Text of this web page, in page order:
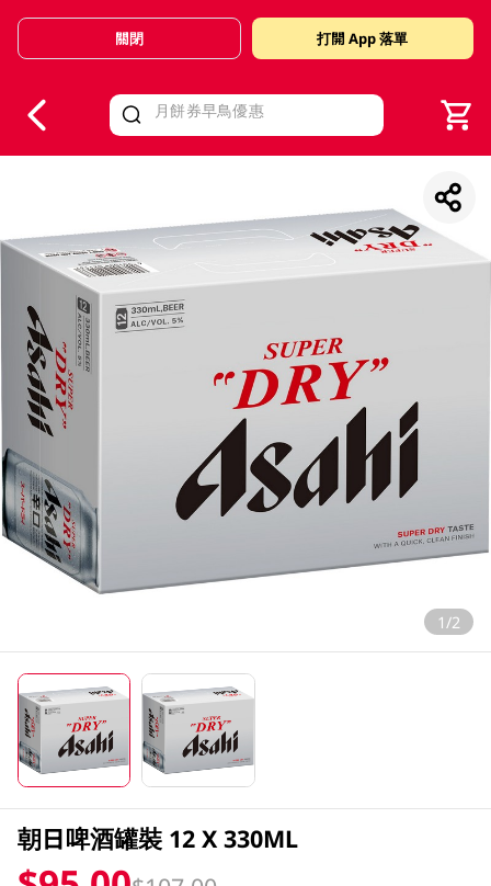
Valid Until 30 June 2026
關閉 打開 App 落單
1/2
朝日啤酒罐裝 12 X 330ML